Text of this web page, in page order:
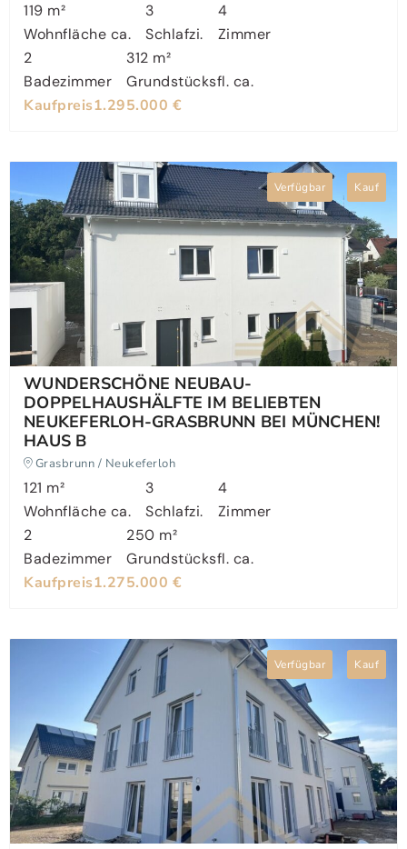
119 m²
Wohnfläche ca.
3
Schlafzi.
4
Zimmer
2
Badezimmer
312 m²
Grundstücksfl. ca.
Kaufpreis1.295.000 €
Verfügbar Kauf
WUNDERSCHÖNE NEUBAU-
DOPPELHAUSHÄLFTE IM BELIEBTEN
NEUKEFERLOH-GRASBRUNN BEI MÜNCHEN!
HAUS B
Grasbrunn / Neukeferloh
121 m²
Wohnfläche ca.
3
Schlafzi.
4
Zimmer
2
Badezimmer
250 m²
Grundstücksfl. ca.
Kaufpreis1.275.000 €
Verfügbar Kauf